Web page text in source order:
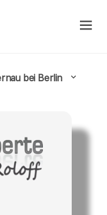
bei Berlin